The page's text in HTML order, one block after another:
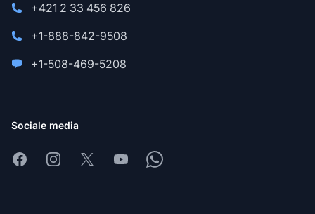
+421 2 33 456 826
+1-888-842-9508
+1-508-469-5208
Sociale media
FacebookInstagram
X YoutubeWhatsapp